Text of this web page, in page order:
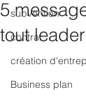
subvention
contrat
création
Business plan
5
tout